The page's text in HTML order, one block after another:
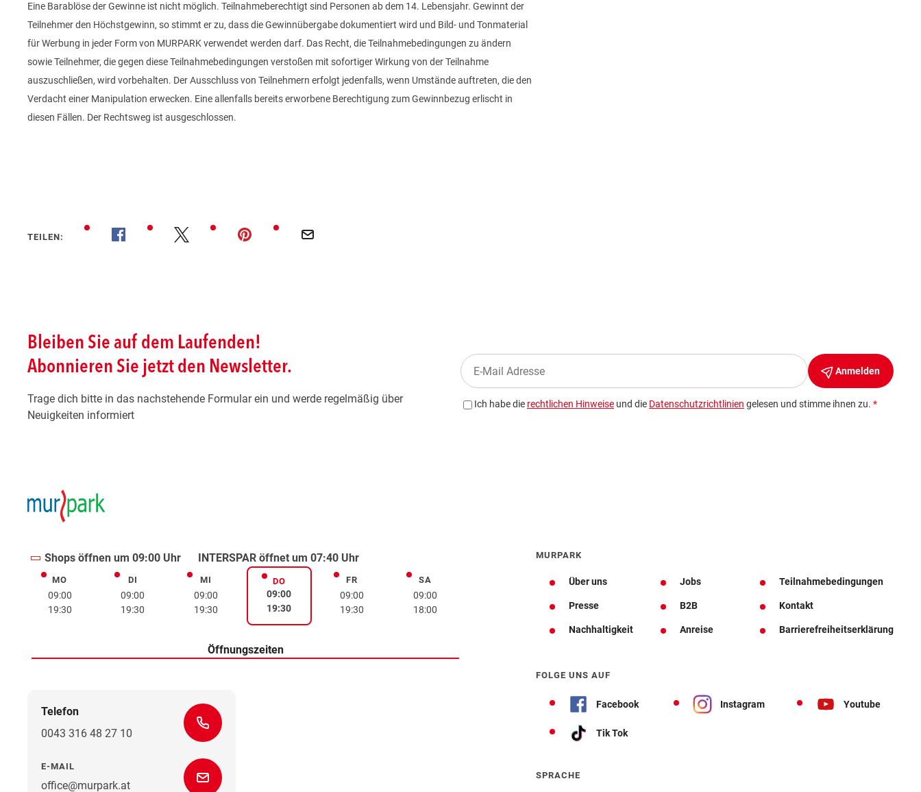
Eine Barablöse der Gewinne ist nicht möglich. Teilnahmeberechtigt sind Personen ab dem 14. Lebensjahr. Gewinnt der
Teilnehmer den Höchstgewinn, so stimmt er zu, dass die Gewinnübergabe dokumentiert wird und Bild- und Tonmaterial
für Werbung in jeder Form von MURPARK verwendet werden darf. Das Recht, die Teilnahmebedingungen zu ändern
sowie Teilnehmer, die gegen diese Teilnahmebedingungen verstoßen mit sofortiger Wirkung von der Teilnahme
auszuschließen, wird vorbehalten. Der Ausschluss von Teilnehmern erfolgt jedenfalls, wenn Umstände auftreten, die den
Verdacht einer Manipulation erwecken. Eine allenfalls bereits erworbene Berechtigung zum Gewinnbezug erlischt in
diesen Fällen. Der Rechtsweg ist ausgeschlossen.
TEILEN:
Shops öffnen um 09:00 Uhr INTERSPAR öffnet um 07:40 Uhr
MOMontag
09:00
19:30
DIDienstag
09:00
19:30
MIMittwoch
09:00
19:30
DODonnerstag
09:00
19:30
FRFreitag
09:00
19:30
SASamstag
09:00
18:00
Öffnungszeiten
Telefon
0043 316 48 27 10
E-MAIL
office@murpark.at
MURPARK
Über uns Jobs Teilnahmebedingungen
Presse B2B Kontakt
Nachhaltigkeit Anreise Barrierefreiheitserklärung
FOLGE UNS AUF
Facebook Instagram Youtube
Tik Tok
SPRACHE